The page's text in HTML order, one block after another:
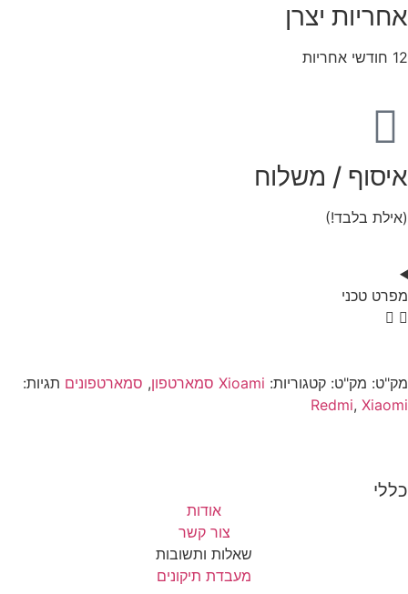
אחריות יצרן
12 חודשי אחריות
איסוף / משלוח
(אילת בלבד!)
מפרט טכני
מק"ט: מק"ט: קטגוריות: Xioami סמארטפון , סמארטפונים תגיות:
Redmi, Xiaomi
כללי
אודות
צור קשר
שאלות ותשובות
מעבדת תיקונים